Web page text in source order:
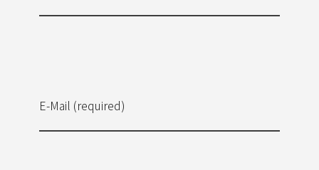
E-Mail (required)